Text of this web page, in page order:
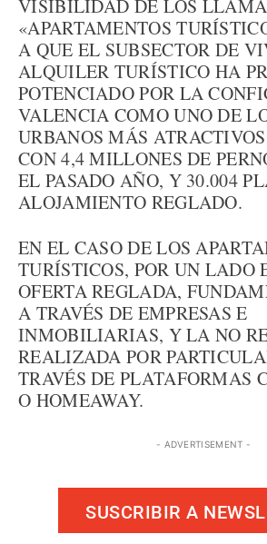
VISIBILIDAD DE LOS
«APARTAMENTOS
A QUE EL SUBSECTOR DE
ALQUILER TURÍSTICO HA
POTENCIADO POR LA
VALENCIA COMO UNO DE
URBANOS MÁS
CON 4,4 MILLONES DE
EL PASADO AÑO, Y 30.004
ALOJAMIENTO REGLADO.
EN EL CASO DE LOS
TURÍSTICOS, POR UN LADO
OFERTA REGLADA,
A TRAVÉS DE EMPRESAS E
INMOBILIARIAS, Y LA NO
REALIZADA POR
TRAVÉS DE PLATAFORMAS
O HOMEAWAY.
- ADVERTISEMENT -
SUSCRIBIR A